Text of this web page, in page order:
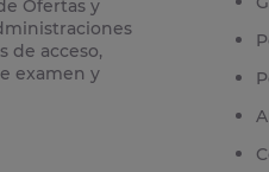
Ofertas y
de acceso,
examen y